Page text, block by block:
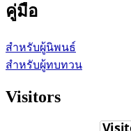
คู่มือ
สำหรับผู้นิพนธ์
สำหรับผู้ทบทวน
Visitors